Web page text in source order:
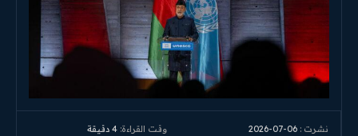
نشرت : 2026-07-06 وقت القراءة: 4 دقيقة